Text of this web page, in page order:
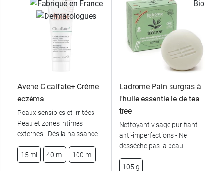
Avene Cicalfate+ Crème
eczéma
Peaux sensibles et irritées -
Peau et zones intimes
externes - Dès la naissance
15 ml 40 ml 100 ml
Ladrome Pain surgras à
l'huile essentielle de tea
tree
Nettoyant visage purifiant
anti-imperfections - Ne
dessèche pas la peau
105 g